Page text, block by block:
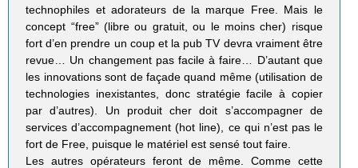
technophiles et adorateurs de la marque Free. Mais le
concept “free” (libre ou gratuit, ou le moins cher) risque
fort d’en prendre un coup et la pub TV devra vraiment être
revue… Un changement pas facile à faire… D’autant que
les innovations sont de façade quand même (utilisation de
technologies inexistantes, donc stratégie facile à copier
par d’autres). Un produit cher doit s’accompagner de
services d’accompagnement (hot line), ce qui n’est pas le
fort de Free, puisque le matériel est sensé tout faire.
Les autres opérateurs feront de même. Comme cette